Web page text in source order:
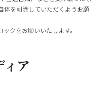
体を削除していただくようお願
クをお願いいたします。
ィア